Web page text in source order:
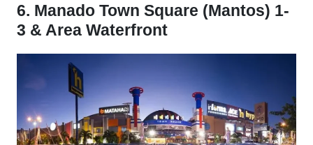
6. Manado Town Square (Mantos) 1-
3 & Area Waterfront